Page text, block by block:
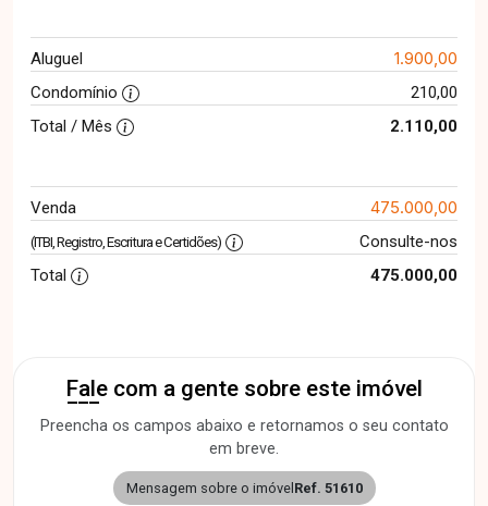
Aluguel 1.900,00
Condomínio
210,00
Total / Mês
2.110,00
Venda 475.000,00
(ITBI, Registro, Escritura e Certidões)
Consulte-nos
Total
475.000,00
Fale com a gente sobre este imóvel
Preencha os campos abaixo e retornamos o seu contato
em breve.
Mensagem sobre o imóvel Ref. 51610